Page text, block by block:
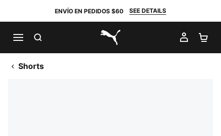
ENVÍO EN PEDIDOS $60 SEE DETAILS
PUMA.com
MI
Shorts